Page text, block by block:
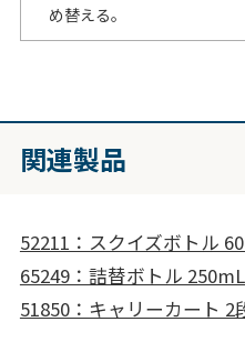
め替える。
関連製品
52211：スクイズボトル
65249：詰替ボトル
51850：キャリーカート 2